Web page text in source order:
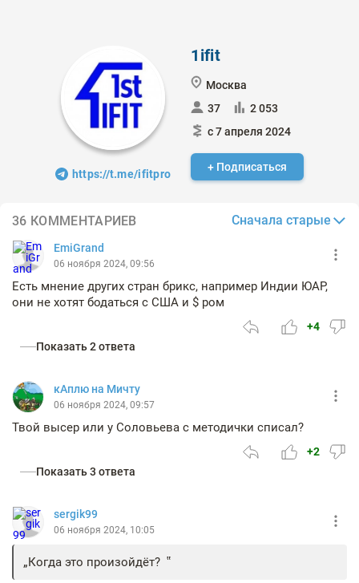
https://t.me/ifitpro
1ifit
Москва
37
2 053
с 7 апреля 2024
+ Подписаться
36 КОММЕНТАРИЕВ Сначала старые
EmiGrand
06 ноября 2024, 09:56
Есть мнение других стран брикс, например Индии ЮАР,
они не хотят бодаться с США и $ ром
+4
Показать 2 ответа
кАплю на Мичту
06 ноября 2024, 09:57
Твой высер или у Соловьева с методички списал?
+2
Показать 3 ответа
sergik99
06 ноября 2024, 10:05
Когда это произойдёт?